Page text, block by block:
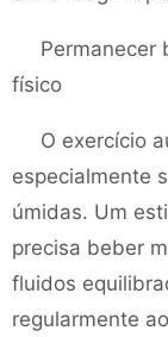
Permanecer
físico
O exercício
especialmente
úmidas. Um
precisa beber
fluidos
regularmente